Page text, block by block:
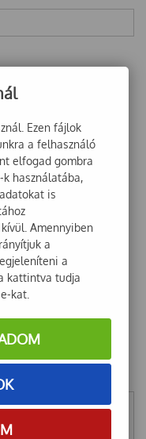
Ezen fájlok
a felhasználó
elfogad gombra
használatába,
is
Amennyiben
a
a
kattintva tudja
kat.